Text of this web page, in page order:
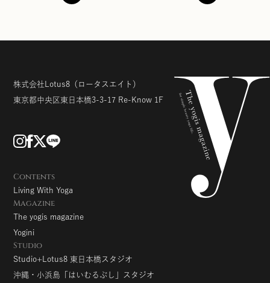
株式会社Lotus8 （ロータスエイト）
東京都中央区東日本橋3-3-17 Re-Know 1F
Contents
Living With Yoga
Magazine
The yogis magazine
Yogini
Studio
Studio+Lotus8 東日本橋スタジオ
沖縄・小浜島「はいむるぶし」スタジオ